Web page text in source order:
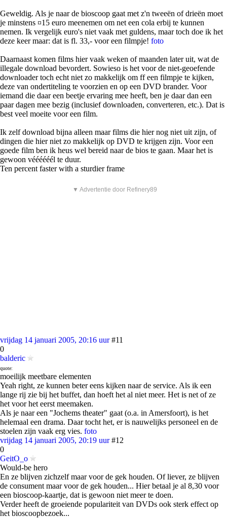
Geweldig. Als je naar de bioscoop gaat met z'n tweeën of drieën moet
je minstens ¤15 euro meenemen om net een cola erbij te kunnen
nemen. Ik vergelijk euro's niet vaak met guldens, maar toch doe ik het
deze keer maar: dat is fl. 33,- voor een filmpje! foto
Daarnaast komen films hier vaak weken of maanden later uit, wat de
illegale download bevordert. Sowieso is het voor de niet-geoefende
downloader toch echt niet zo makkelijk om ff een filmpje te kijken,
deze van ondertiteling te voorzien en op een DVD brander. Voor
iemand die daar een beetje ervaring mee heeft, ben je daar dan een
paar dagen mee bezig (inclusief downloaden, converteren, etc.). Dat is
best veel moeite voor een film.
Ik zelf download bijna alleen maar films die hier nog niet uit zijn, of
dingen die hier niet zo makkelijk op DVD te krijgen zijn. Voor een
goede film ben ik heus wel bereid naar de bios te gaan. Maar het is
gewoon véééééél te duur.
Ten percent faster with a sturdier frame
▼ Advertentie door Refinery89
vrijdag 14 januari 2005, 20:16 uur #11
0
balderic
quote:
moeilijk meetbare elementen
Yeah right, ze kunnen beter eens kijken naar de service. Als ik een
lange rij zie bij het buffet, dan hoeft het al niet meer. Het is net of ze
het voor het eerst meemaken.
Als je naar een "Jochems theater" gaat (o.a. in Amersfoort), is het
helemaal een drama. Daar tocht het, er is nauwelijks personeel en de
stoelen zijn vaak erg vies. foto
vrijdag 14 januari 2005, 20:19 uur #12
0
GeitO_o
Would-be hero
En ze blijven zichzelf maar voor de gek houden. Of liever, ze blijven
de consument maar voor de gek houden... Hier betaal je al 8,30 voor
een bioscoop-kaartje, dat is gewoon niet meer te doen.
Verder heeft de groeiende populariteit van DVDs ook sterk effect op
het bioscoopbezoek...